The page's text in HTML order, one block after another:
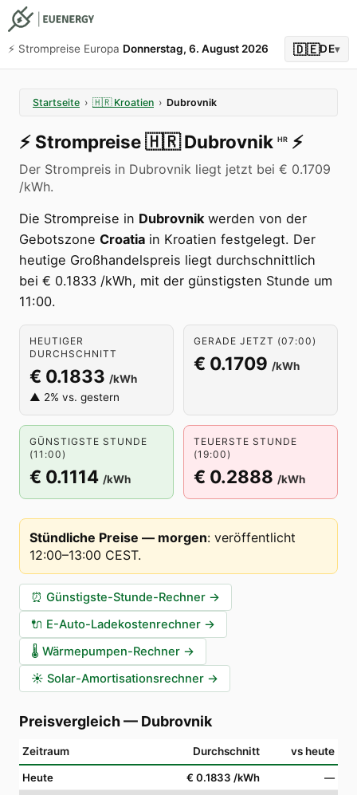
⚡️ Strompreise Europa Donnerstag, 6. August 2026 🇩🇪DE▾
Startseite › 🇭🇷 Kroatien › Dubrovnik
⚡️ Strompreise🇭🇷 Dubrovnik HR ⚡️
Der Strompreis in Dubrovnik liegt jetzt bei € 0.1709
/kWh.
Die Strompreise in Dubrovnikwerden von der
Gebotszone Croatia in Kroatien festgelegt. Der
heutige Großhandelspreis liegt durchschnittlich
bei € 0.1833 /kWh, mit der günstigsten Stunde um
11:00.
HEUTIGER
DURCHSCHNITT
€ 0.1833 /kWh
▲ 2% vs. gestern
GERADE JETZT (07:00)
€ 0.1709 /kWh
GÜNSTIGSTE STUNDE
(11:00)
€ 0.1114 /kWh
TEUERSTE STUNDE
(19:00)
€ 0.2888 /kWh
Stündliche Preise — morgen: veröffentlicht
12:00–13:00 CEST.
⏰ Günstigste-Stunde-Rechner →
🔌 E-Auto-Ladekostenrechner →
🌡️ Wärmepumpen-Rechner →
☀️ Solar-Amortisationsrechner →
Preisvergleich— Dubrovnik
Zeitraum Durchschnitt vs heute
Heute € 0.1833 /kWh
—